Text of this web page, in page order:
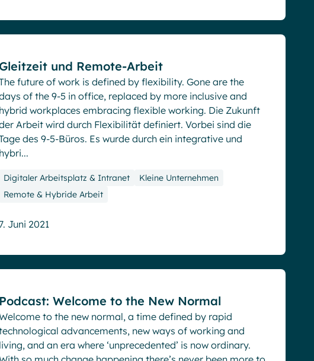
Gleitzeit und Remote-Arbeit
future of work is defined by flexibility. Gone are the
of the 9-5 in office, replaced by more inclusive and
hybrid workplaces embracing flexible working. Die Zukunft
Arbeit wird durch Flexibilität definiert. Vorbei sind die
des 9-5-Büros. Es wurde durch ein integrative und
hybri...
Digitaler Arbeitsplatz & Intranet
Kleine Unternehmen
Remote & Hybride Arbeit
Juni 2021
Podcast: Welcome to the New Normal
to the new normal, a time defined by rapid
advancements, new ways of working and
living, and an era where ‘unprecedented’ is now ordinary.